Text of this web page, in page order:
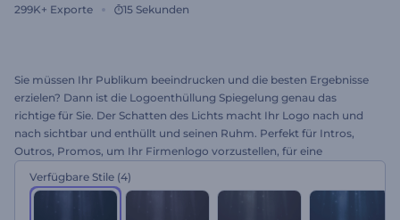
299K+ Exporte 15 Sekunden
Sie müssen Ihr Publikum beeindrucken und die besten Ergebnisse
erzielen? Dann ist die Logoenthüllung Spiegelung genau das
richtige für Sie. Der Schatten des Lichts macht Ihr Logo nach und
nach sichtbar und enthüllt und seinen Ruhm. Perfekt für Intros,
Outros, Promos, um Ihr Firmenlogo vorzustellen, für eine
die Logoenthüllung Spiegelung, um Ihr Video in wenigen Minuten
zu erstellen, indem Sie einfach Ihr Logo hochladen. Wie immer
Verfügbare Stile (4)